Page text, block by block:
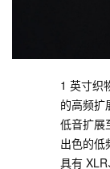
1 英寸织
的高频扩
低音扩展
出色的低
具有